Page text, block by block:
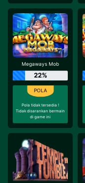
Megaways Mob
22%
Pola tidak tersedia !
Tidak disarankan bermain
di game ini